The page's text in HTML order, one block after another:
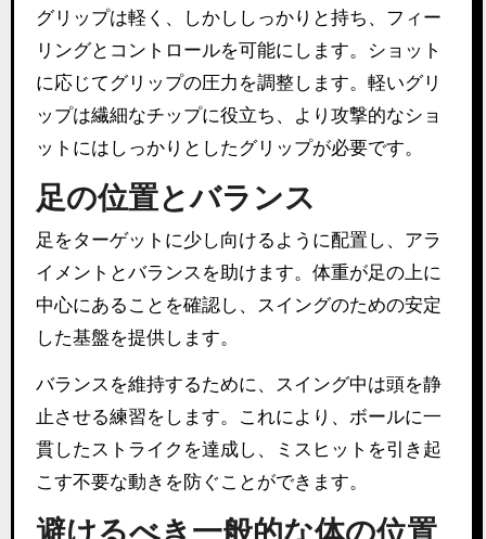
グリップは軽く、しかししっかりと持ち、フィー
リングとコントロールを可能にします。ショット
に応じてグリップの圧力を調整します。軽いグリ
ップは繊細なチップに役立ち、より攻撃的なショ
ットにはしっかりとしたグリップが必要です。
足の位置とバランス
足をターゲットに少し向けるように配置し、アラ
イメントとバランスを助けます。体重が足の上に
中心にあることを確認し、スイングのための安定
した基盤を提供します。
バランスを維持するために、スイング中は頭を静
止させる練習をします。これにより、ボールに一
貫したストライクを達成し、ミスヒットを引き起
こす不要な動きを防ぐことができます。
避けるべき一般的な体の位置